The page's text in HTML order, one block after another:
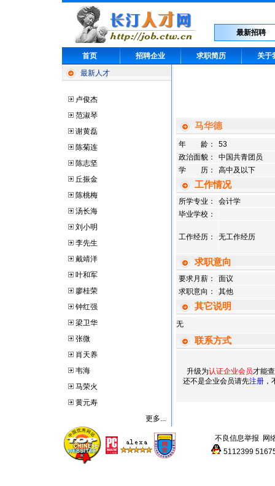
最新招聘
首页 招聘企业 求职简历
关于
最新人才
卢俊杰
范淑琴
谢黄磊
陈菊连
陈志坚
丘振金
陈桃梅
汤长海
刘小明
李先生
戴靖洋
叶和军
廖桂荣
钟红强
梁卫华
张微
肖天养
韦海
马荣火
黄元寿
更多...
马华德
年 龄：
53
政治面貌：
中国共青团员
学 历：
高中及以下
工作情况
所学专业：
会计学
毕业学校：
工作经历： 无工作经历
求职意向
要求月薪：
面议
求职意向：
其他
其它说明
无
联系方式
升级为认证企业会员才能
还不是企业会员请先注册
不良信息举报 网
5112399